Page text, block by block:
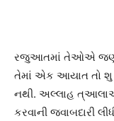
રજુઆતમાં તેઓએ
તેમાં એક આયાત તો
નથી. અલ્લાહ ત્આલાએ
કરવાની જવાબદારી